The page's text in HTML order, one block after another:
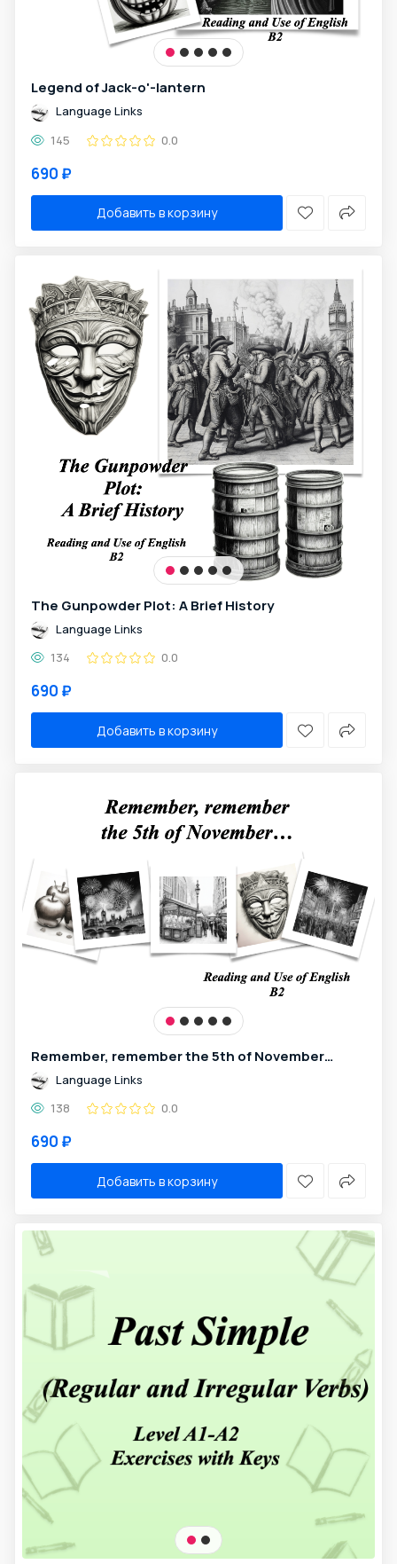
Legend of Jack-o'-lantern
Language Links
145
0.0
690 ₽
Добавить в корзину
The Gunpowder Plot: A Brief History
Language Links
134
0.0
690 ₽
Добавить в корзину
Remember, remember the 5th of November…
Language Links
138
0.0
690 ₽
Добавить в корзину